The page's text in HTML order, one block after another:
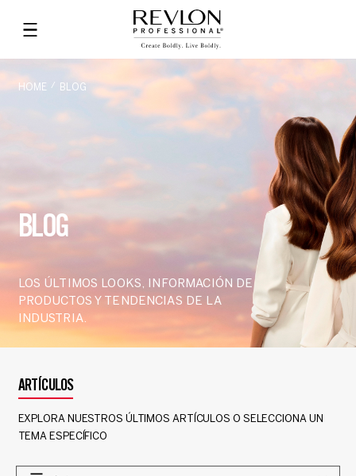
HOME BLOG
BLOG
LOS ÚLTIMOS LOOKS, INFORMACIÓN DE
PRODUCTOS Y TENDENCIAS DE LA
INDUSTRIA.
ARTÍCULOS
EXPLORA NUESTROS ÚLTIMOS ARTÍCULOS O SELECCIONA UN
TEMA ESPECÍFICO